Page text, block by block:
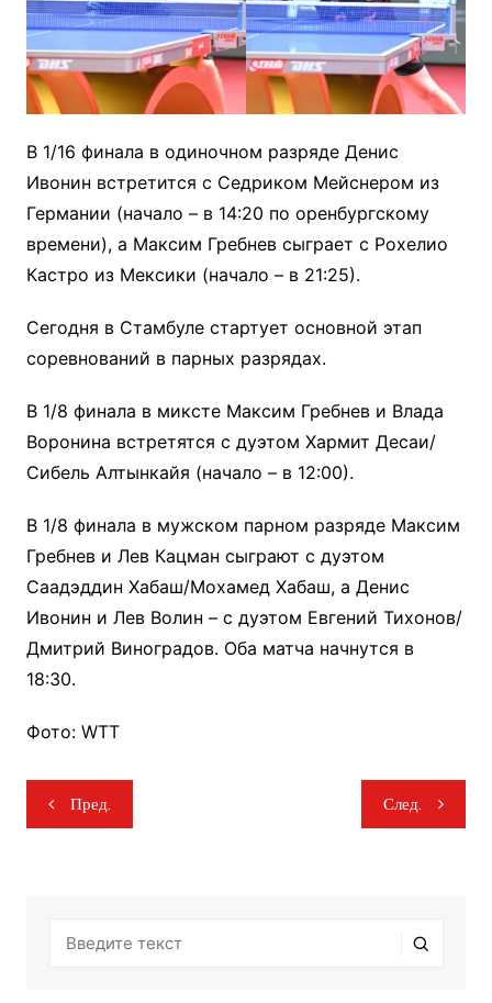
В 1/16 финала в одиночном разряде Денис
Ивонин встретится с Седриком Мейснером из
Германии (начало – в 14:20 по оренбургскому
времени), а Максим Гребнев сыграет с Рохелио
Кастро из Мексики (начало – в 21:25).
Сегодня в Стамбуле стартует основной этап
соревнований в парных разрядах.
В 1/8 финала в миксте Максим Гребнев и Влада
Воронина встретятся с дуэтом Хармит Десаи/
Сибель Алтынкайя (начало – в 12:00).
В 1/8 финала в мужском парном разряде Максим
Гребнев и Лев Кацман сыграют с дуэтом
Саадэддин Хабаш/Мохамед Хабаш, а Денис
Ивонин и Лев Волин – с дуэтом Евгений Тихонов/
Дмитрий Виноградов. Оба матча начнутся в
18:30.
Фото: WTT
Навигация
по
Пред. След.